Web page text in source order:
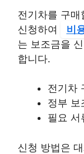
전기차를 구
신청하여
비
는 보조금을
합니다.
전기차
정부 보
필요 서
신청 방법은